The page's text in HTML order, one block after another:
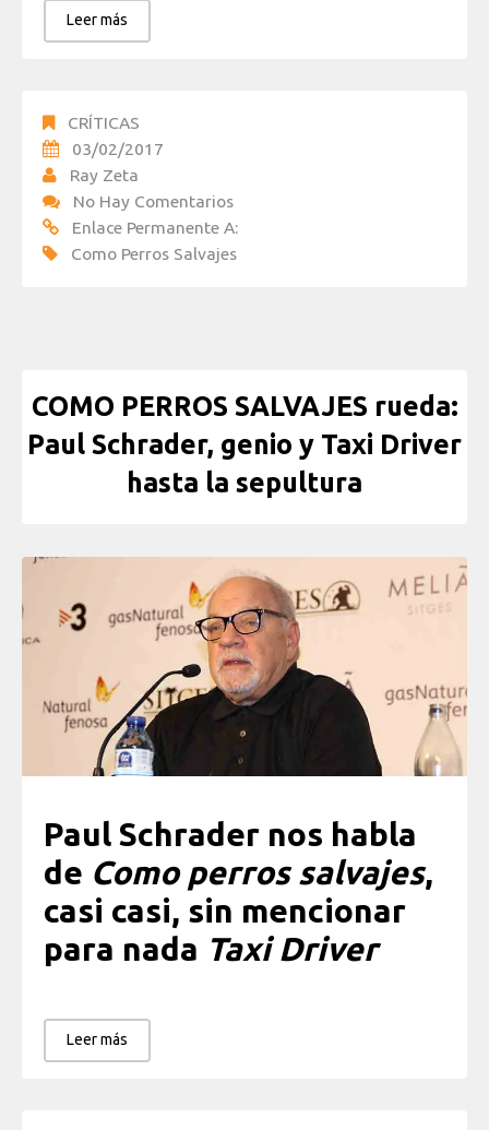
Leer más
CRÍTICAS
03/02/2017
Ray Zeta
No Hay Comentarios
Enlace Permanente A:
Como Perros Salvajes
COMO PERROS SALVAJES rueda:
Paul Schrader, genio y Taxi Driver
hasta la sepultura
Paul Schrader nos habla
de Como perros salvajes,
casi casi, sin mencionar
para nada Taxi Driver
Leer más